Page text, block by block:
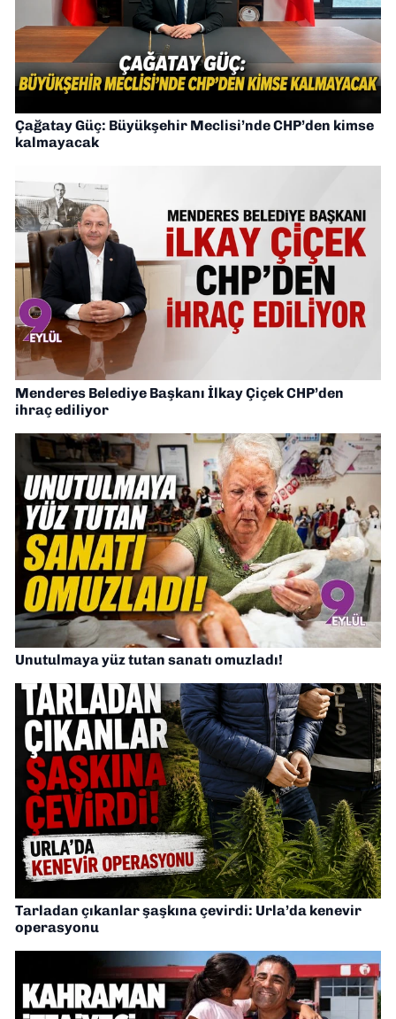
Çağatay Güç: Büyükşehir Meclisi’nde CHP’den kimse
kalmayacak
Menderes Belediye Başkanı İlkay Çiçek CHP’den
ihraç ediliyor
Unutulmaya yüz tutan sanatı omuzladı!
Tarladan çıkanlar şaşkına çevirdi: Urla’da kenevir
operasyonu